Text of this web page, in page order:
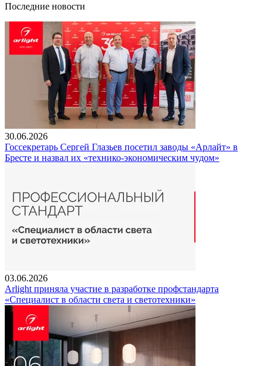
Последние новости
30.06.2026
Госсекретарь Сергей Глазьев посетил заводы «Арлайт» в
Бресте и назвал их «технико-экономическим чудом»
03.06.2026
Arlight приняла участие в разработке профстандарта
«Специалист в области света и светотехники»